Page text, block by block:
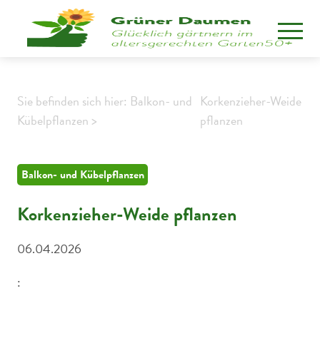
Sie befinden sich hier: Balkon- und
Kübelpflanzen >
Korkenzieher-Weide
pflanzen
Balkon- und Kübelpflanzen
Korkenzieher-Weide pflanzen
06.04.2026
: